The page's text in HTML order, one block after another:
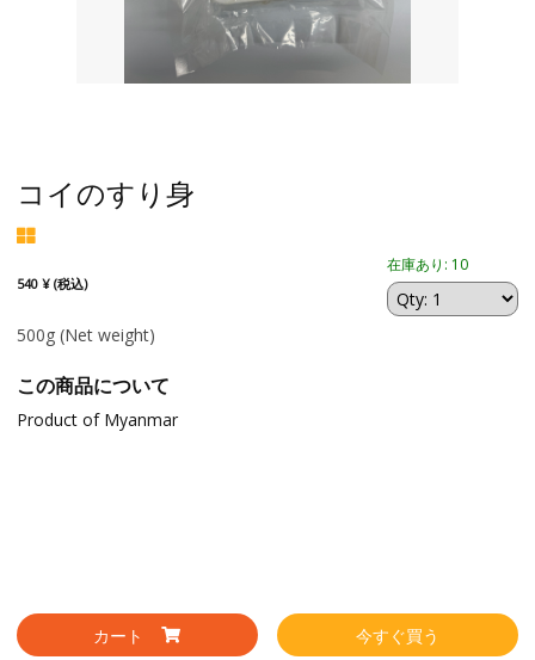
コイのすり身
540 ¥ (税込)
在庫あり: 10
500g (Net weight)
この商品について
Product of Myanmar
カート 今すぐ買う